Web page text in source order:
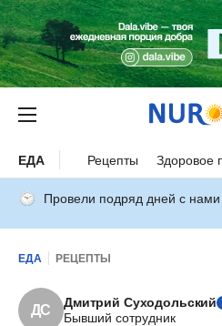
ЕДА Рецепты Здоровое
Провели подряд дней с нами
ЕДА РЕЦЕПТЫ
ДС
Дмитрий Суходольский
Бывший сотрудник